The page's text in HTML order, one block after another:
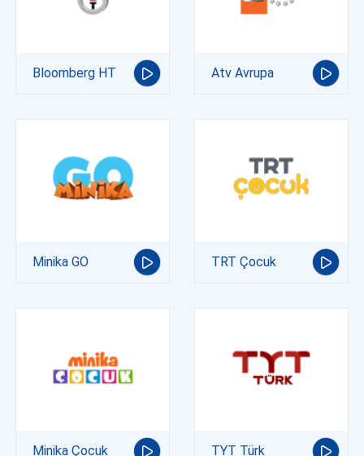
Bloomberg HT Atv Avrupa
Minika GO TRT Çocuk
Minika Çocuk TYT Türk